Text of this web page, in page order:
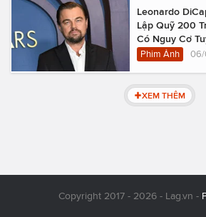
Leonardo
Lập Quỹ 200
Có Nguy Cơ
Phim Ảnh 06/
XEM THÊM
Copyright 2017 - 2026 - Lag.vn -